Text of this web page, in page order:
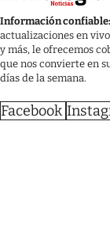
Información confiable:
actualizaciones en
y más, le ofrecemos
que nos convierte en
días de la semana.
Facebook